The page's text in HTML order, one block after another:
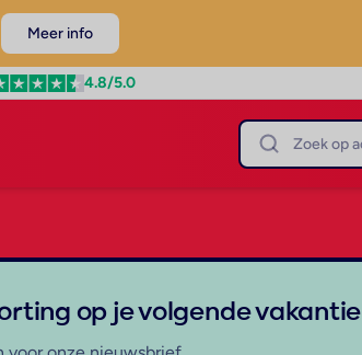
Meer info
4.8/5.0
op je volgende vakantie